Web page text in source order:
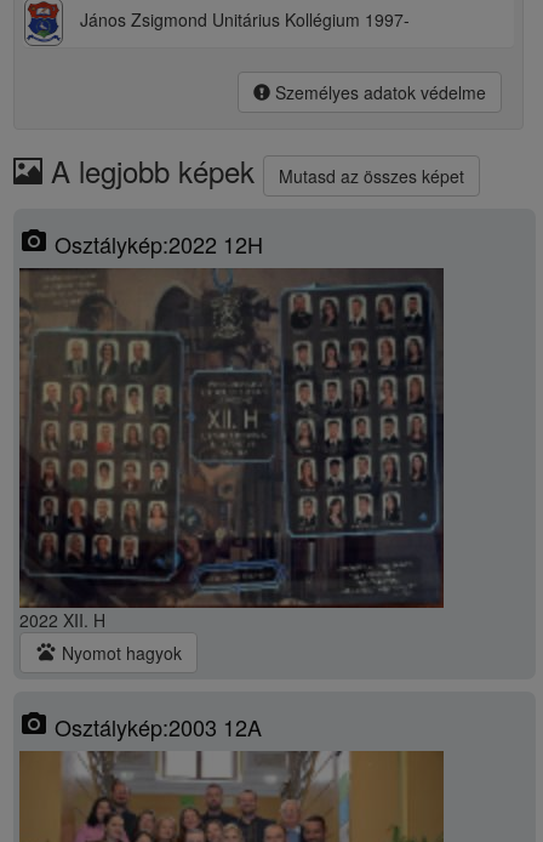
János Zsigmond Unitárius Kollégium 1997-
Személyes adatok védelme
A legjobb képek Mutasd az összes képet
photo_camera Osztálykép:2022 12H
2022 XII. H
pets Nyomot hagyok
photo_camera Osztálykép:2003 12A